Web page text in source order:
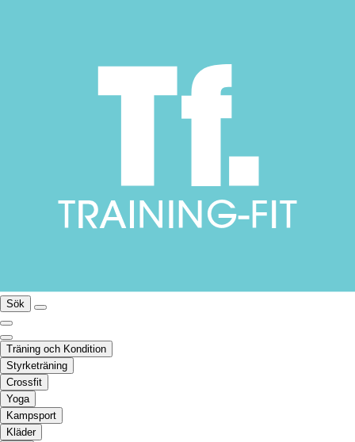
Sök
Träning och Kondition
Styrketräning
Crossfit
Yoga
Kampsport
Kläder